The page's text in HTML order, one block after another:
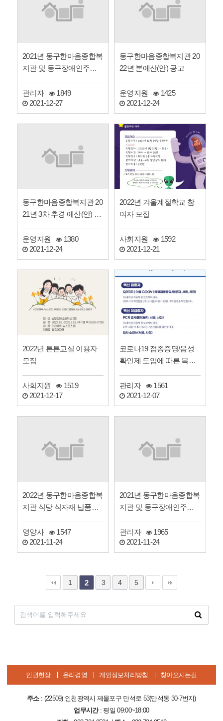
2021년 동구한마음종합복
지관 및 동구장애인주간
…
관리자
1849
2021-12-27
동구한마음종합복지관 20
22년 본예산(안) 공고
운영지원
1425
2021-12-24
동구한마음종합복지관 20
21년 3차 추경 예산(안) 공
운영지원
1380
2021-12-24
2022년 겨울계절학교 참
여자 모집
사회지원
1592
2021-12-21
2022년 튼튼교실 이용자
모집
사회지원
1519
2021-12-17
코로나19 접종증명/음성
확인제 도입에 따른 복지
관리자
1561
2021-12-07
2022년 동구한마음종합복
지관 식당 식자재 납품업
영양사
1547
2021-11-24
2021년 동구한마음종합복
지관 및 동구장애인주간
…
관리자
1965
2021-11-24
1 2 3 4 5
인권헌장 윤리경영 개인정보처리방침 찾아오시는길
주소: (22509) 인천광역시 제물포구 만석로 53(만석동 30-7번지)
업무시간: 평일 09:00~18:00